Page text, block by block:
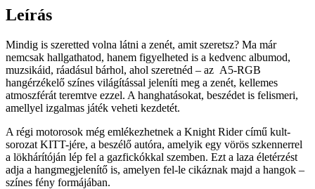
Leírás
Mindig is szeretted volna látni a zenét, amit szeretsz? Ma már
nemcsak hallgathatod, hanem figyelheted is a kedvenc albumod,
muzsikáid, ráadásul bárhol, ahol szeretnéd – az A5-RGB
hangérzékelő színes világítással jeleníti meg a zenét, kellemes
atmoszférát teremtve ezzel. A hanghatásokat, beszédet is felismeri,
amellyel izgalmas játék veheti kezdetét.
A régi motorosok még emlékezhetnek a Knight Rider című kult-
sorozat KITT-jére, a beszélő autóra, amelyik egy vörös szkennerrel
a lökhárítóján lép fel a gazfickókkal szemben. Ezt a laza életérzést
adja a hangmegjelenítő is, amelyen fel-le cikáznak majd a hangok –
színes fény formájában.